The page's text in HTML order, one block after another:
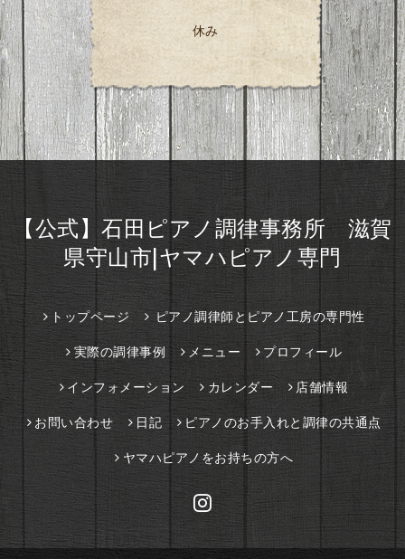
休み
【公式】石田ピアノ調律事務所 滋賀
県守山市|ヤマハピアノ専門
トップページ ピアノ調律師とピアノ工房の専門性
実際の調律事例 メニュー プロフィール
インフォメーション カレンダー 店舗情報
お問い合わせ 日記 ピアノのお手入れと調律の共通点
ヤマハピアノをお持ちの方へ